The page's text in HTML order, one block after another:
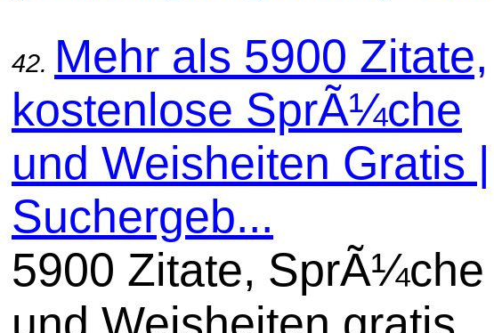
42. Mehr als 5900 Zitate,
kostenlose SprÃ¼che
und Weisheiten Gratis |
Suchergeb...
5900 Zitate, SprÃ¼che